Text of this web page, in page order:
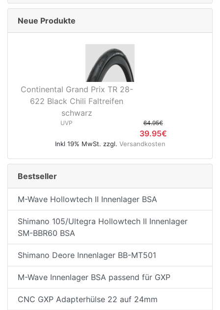
Neue Produkte
Continental Grand Prix TR 28-
622 Black Chili Faltreifen
schwarz
UVP 64.95€
39.95€
Inkl 19% MwSt. zzgl. Versandkosten
Bestseller
M-Wave Hollowtech II Innenlager BSA
Shimano 105/Ultegra Hollowtech II Innenlager
SM-BBR60 BSA
Shimano Deore Innenlager BB-MT501
M-Wave Innenlager BSA passend für GXP
CNC GXP Adapterhülse 22 auf 24mm